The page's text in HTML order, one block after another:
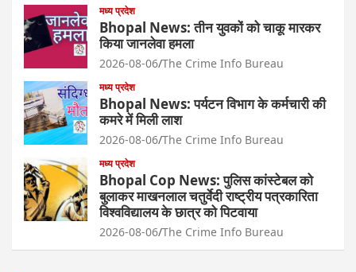
मध्य प्रदेश
Bhopal News: तीन युवकों को चाकू मारकर
किया जानलेवा हमला
2026-08-06 The Crime Info Bureau
मध्य प्रदेश
Bhopal News: पर्यटन विभाग के कर्मचारी की
कमरे में मिली लाश
2026-08-06 The Crime Info Bureau
मध्य प्रदेश
Bhopal Cop News: पुलिस कांस्टेबल को
बुलाकर माखनलाल चतुर्वेदी राष्ट्रीय पत्रकारिता
विश्वविद्यालय के छात्र को पिटवाया
2026-08-06 The Crime Info Bureau